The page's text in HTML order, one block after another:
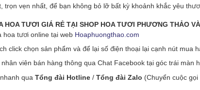
trọn vẹn nhất, để bạn không bỏ lỡ bất kỳ khoảnh khắc yêu
HOA TƯƠI GIÁ RẺ TẠI SHOP HOA TƯƠI PHƯƠNG THẢO
hoa tươi online tại web Hoaphuongthao.com
click chọn sản phẩm và để lại số điện thoại lại cạnh nút mua
viên bán hàng thông qua Chat Facebook tại góc trái màn
quaTổng đài Hotline /Tổng đài Zalo (Chuyển cuộc gọi